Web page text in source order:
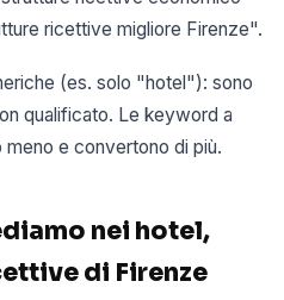
ricettive migliore Firenze".
(es. solo "hotel"): sono
qualificato. Le keyword a
e convertono di più.
nei hotel,
di Firenze